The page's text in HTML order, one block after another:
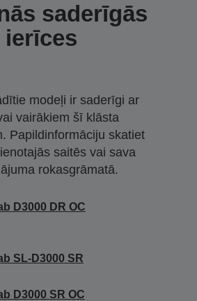
saderīgās
ierīces
modeļi ir saderīgi ar
vairākiem šī klāsta
Papildinformāciju skatiet
saitēs vai sava
rokasgrāmatā.
D3000 DR OC
SL-D3000 SR
D3000 SR OC